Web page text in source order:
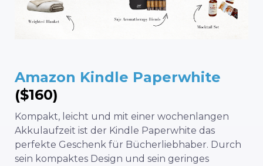
Amazon Kindle Paperwhite
($160)
Kompakt, leicht und mit einer wochenlangen
Akkulaufzeit ist der Kindle Paperwhite das
perfekte Geschenk für Bücherliebhaber. Durch
sein kompaktes Design und sein geringes